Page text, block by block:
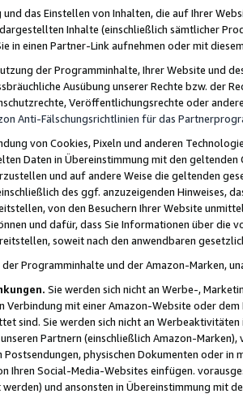
das Einstellen von Inhalten, die auf Ihrer
Inhalte (einschließlich sämtlicher
in einen Partner-Link aufnehmen oder mit
der Programminhalte, Ihrer Website und
Ausübung unserer Rechte bzw. der
Veröffentlichungsrechte oder
Anti-Fälschungsrichtlinien für das
von Cookies, Pixeln und anderen
Daten in Übereinstimmung mit den
und auf andere Weise die geltenden
des ggf. anzuzeigenden Hinweises,
von den Besuchern Ihrer Website
und dafür, dass Sie Informationen über die
soweit nach den anwendbaren
Programminhalte und der Amazon-Marken,
Sie werden sich nicht an Werbe-,
Verbindung mit einer Amazon-Website oder
sind. Sie werden sich nicht an
Partnern (einschließlich Amazon-
Postsendungen, physischen Dokumenten oder in
Ihren Social-Media-Websites einfügen.
und ansonsten in Übereinstimmung mit